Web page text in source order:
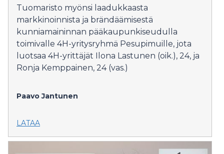
Tuomaristo myönsi laadukkaasta
markkinoinnista ja brändäämisestä
kunniamaininnan pääkaupunkiseudulla
toimivalle 4H-yritysryhmä Pesupimuille, jota
luotsaa 4H-yrittäjät Ilona Lastunen (oik.), 24, ja
Ronja Kemppainen, 24 (vas.)
Paavo Jantunen
LATAA